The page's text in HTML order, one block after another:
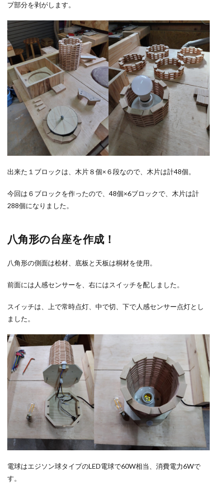
プ部分を剥がします。
出来た１ブロックは、木片８個×６段なので、木片は計48個。
今回は６ブロックを作ったので、48個×6ブロックで、木片は計
288個になりました。
八角形の台座を作成！
八角形の側面は桧材、底板と天板は桐材を使用。
前面には人感センサーを、右にはスイッチを配しました。
スイッチは、上で常時点灯、中で切、下で人感センサー点灯とし
ました。
電球はエジソン球タイプのLED電球で60W相当、消費電力6Wで
す。